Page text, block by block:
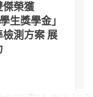
傑榮獲
生獎學金」
測方案 展